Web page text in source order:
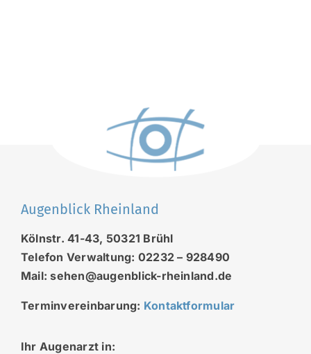
Augenblick Rheinland
Kölnstr. 41-43, 50321 Brühl
Telefon Verwaltung: 02232 – 928490
Mail: sehen@augenblick-rheinland.de
Terminvereinbarung: Kontaktformular
Ihr Augenarzt in: